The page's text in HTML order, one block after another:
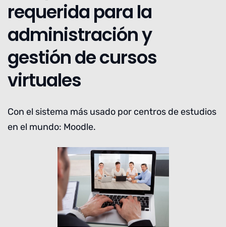
requerida para la
administración y
gestión de cursos
virtuales
Con el sistema más usado por centros de estudios
en el mundo: Moodle.